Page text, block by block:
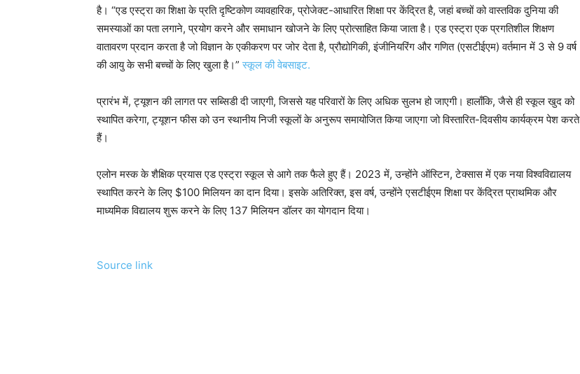
है। “एड एस्ट्रा का शिक्षा के प्रति दृष्टिकोण व्यावहारिक, प्रोजेक्ट-आधारित शिक्षा पर केंद्रित है, जहां बच्चों को वास्तविक दुनिया की
समस्याओं का पता लगाने, प्रयोग करने और समाधान खोजने के लिए प्रोत्साहित किया जाता है। एड एस्ट्रा एक प्रगतिशील शिक्षण
वातावरण प्रदान करता है जो विज्ञान के एकीकरण पर जोर देता है, प्रौद्योगिकी, इंजीनियरिंग और गणित (एसटीईएम) वर्तमान में 3 से 9 वर्ष
की आयु के सभी बच्चों के लिए खुला है।” स्कूल की वेबसाइट.
प्रारंभ में, ट्यूशन की लागत पर सब्सिडी दी जाएगी, जिससे यह परिवारों के लिए अधिक सुलभ हो जाएगी। हालाँकि, जैसे ही स्कूल खुद को
स्थापित करेगा, ट्यूशन फीस को उन स्थानीय निजी स्कूलों के अनुरूप समायोजित किया जाएगा जो विस्तारित-दिवसीय कार्यक्रम पेश करते
हैं।
एलोन मस्क के शैक्षिक प्रयास एड एस्ट्रा स्कूल से आगे तक फैले हुए हैं। 2023 में, उन्होंने ऑस्टिन, टेक्सास में एक नया विश्वविद्यालय
स्थापित करने के लिए $100 मिलियन का दान दिया। इसके अतिरिक्त, इस वर्ष, उन्होंने एसटीईएम शिक्षा पर केंद्रित प्राथमिक और
माध्यमिक विद्यालय शुरू करने के लिए 137 मिलियन डॉलर का योगदान दिया।
Source link